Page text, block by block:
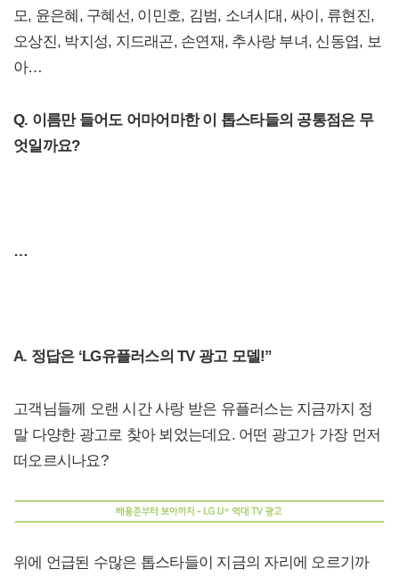
모, 윤은혜, 구혜선, 이민호, 김범, 소녀시대, 싸이, 류현진,
오상진, 박지성, 지드래곤, 손연재, 추사랑 부녀, 신동엽, 보
아…
Q. 이름만 들어도 어마어마한 이 톱스타들의 공통점은 무
엇일까요?
…
A. 정답은 ‘LG유플러스의 TV 광고 모델!”
고객님들께 오랜 시간 사랑 받은 유플러스는 지금까지 정
말 다양한 광고로 찾아 뵈었는데요. 어떤 광고가 가장 먼저
떠오르시나요?
위에 언급된 수많은 톱스타들이 지금의 자리에 오르기까